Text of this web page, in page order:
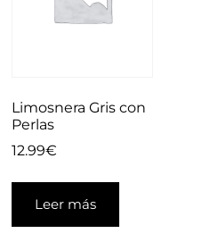
Limosnera Gris con
Perlas
12.99€
Leer más